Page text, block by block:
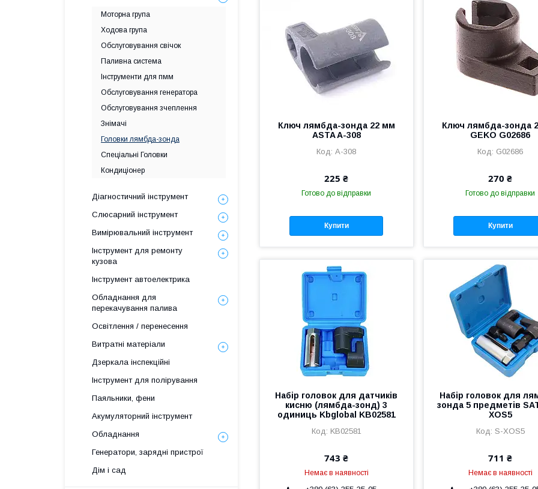
Ключ лямбда-зонда 22 мм
ASTA A-308
A-308
225 ₴
Готово до відправки
Купити
Ключ лямбда-зонда
GEKO G02686
G02686
270 ₴
Готово до відправки
Купити
Набір головок для датчиків
кисню (лямбда-зонд) 3
одиниць Kbglobal KB02581
KB02581
743 ₴
Немає в наявності
Набір головок для
зонда 5 предметів
XOS5
S-XOS5
711 ₴
Немає в наявності
Моторна група
Ходова група
Обслуговування свічок
Паливна система
Інструменти для пмм
Обслуговування генератора
Обслуговування зчеплення
Знімачі
Головки лямбда-зонда
Спеціальні Головки
Кондиціонер
Діагностичний інструмент
Слюсарний інструмент
Вимірювальний інструмент
Інструмент для ремонту
кузова
Інструмент автоелектрика
Обладнання для
перекачування палива
Освітлення / перенесення
Витратні матеріали
Дзеркала інспекційні
Інструмент для полірування
Паяльники, фени
Акумуляторний інструмент
Обладнання
Генератори, зарядні пристрої
Дім і сад